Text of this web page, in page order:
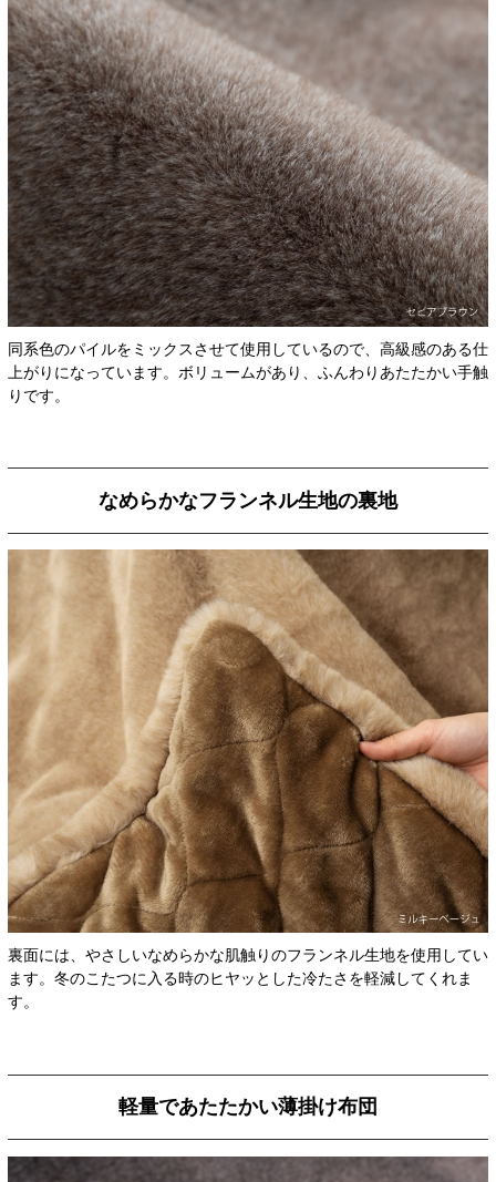
同系色のパイルをミックスさせて使用しているので、高級感のある仕
上がりになっています。ボリュームがあり、ふんわりあたたかい手触
りです。
なめらかなフランネル生地の裏地
裏面には、やさしいなめらかな肌触りのフランネル生地を使用してい
ます。冬のこたつに入る時のヒヤッとした冷たさを軽減してくれま
す。
軽量であたたかい薄掛け布団